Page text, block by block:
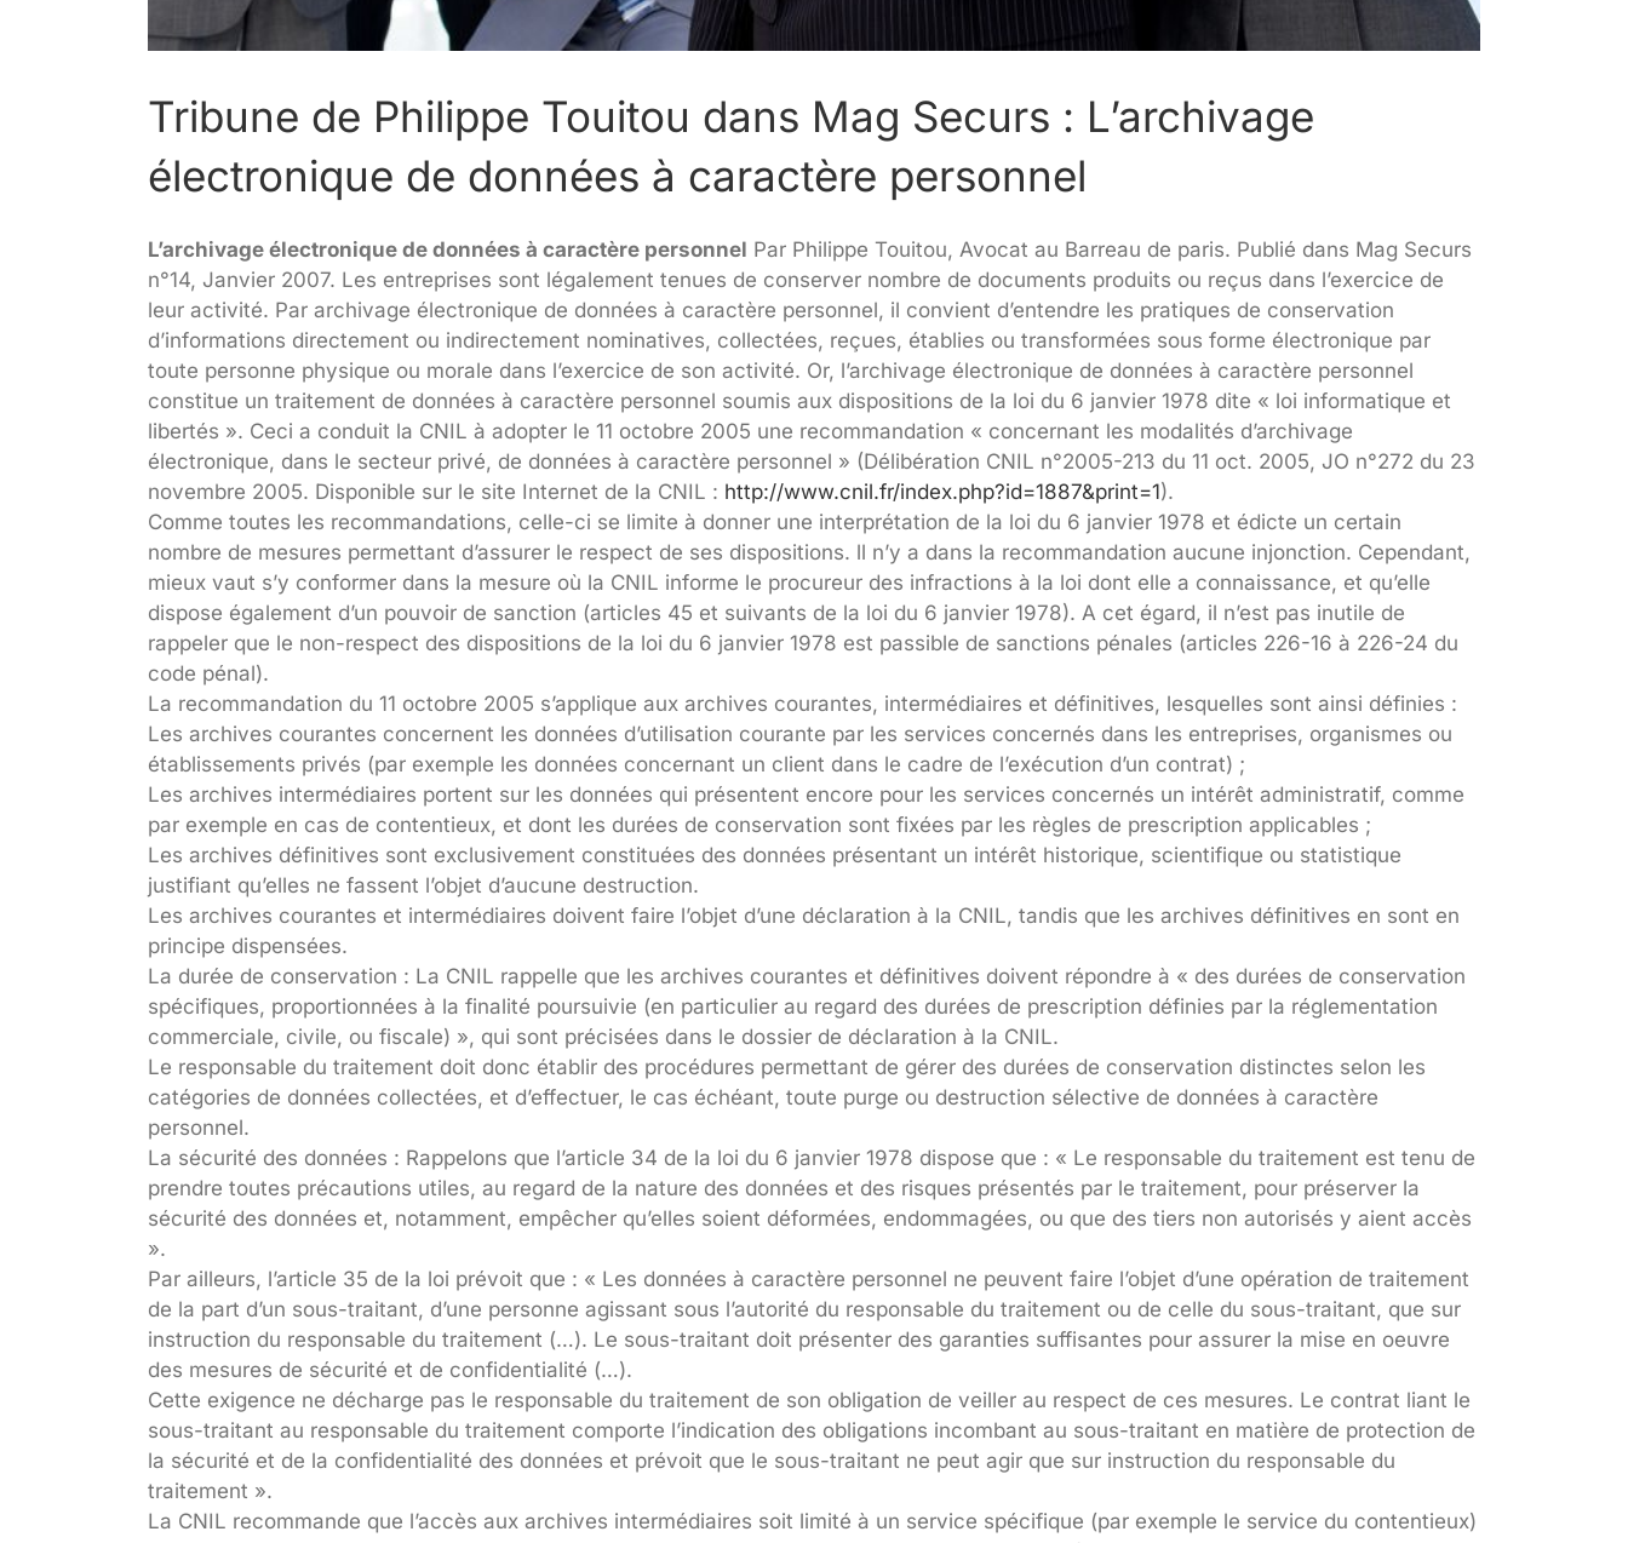
Tribune de Philippe Touitou dans Mag Securs : L’archivage
électronique de données à caractère personnel
L’archivage électronique de données à caractère personnel Par Philippe Touitou, Avocat au Barreau de paris. Publié dans Mag Securs
n°14, Janvier 2007. Les entreprises sont légalement tenues de conserver nombre de documents produits ou reçus dans l’exercice de
leur activité. Par archivage électronique de données à caractère personnel, il convient d’entendre les pratiques de conservation
d’informations directement ou indirectement nominatives, collectées, reçues, établies ou transformées sous forme électronique par
toute personne physique ou morale dans l’exercice de son activité. Or, l’archivage électronique de données à caractère personnel
constitue un traitement de données à caractère personnel soumis aux dispositions de la loi du 6 janvier 1978 dite « loi informatique et
libertés ». Ceci a conduit la CNIL à adopter le 11 octobre 2005 une recommandation « concernant les modalités d’archivage
électronique, dans le secteur privé, de données à caractère personnel » (Délibération CNIL n°2005-213 du 11 oct. 2005, JO n°272 du 23
novembre 2005. Disponible sur le site Internet de la CNIL : http://www.cnil.fr/index.php?id=1887&print=1).
Comme toutes les recommandations, celle-ci se limite à donner une interprétation de la loi du 6 janvier 1978 et édicte un certain
nombre de mesures permettant d’assurer le respect de ses dispositions. ll n’y a dans la recommandation aucune injonction. Cependant,
mieux vaut s’y conformer dans la mesure où la CNIL informe le procureur des infractions à la loi dont elle a connaissance, et qu’elle
dispose également d’un pouvoir de sanction (articles 45 et suivants de la loi du 6 janvier 1978). A cet égard, il n’est pas inutile de
rappeler que le non-respect des dispositions de la loi du 6 janvier 1978 est passible de sanctions pénales (articles 226-16 à 226-24 du
code pénal).
La recommandation du 11 octobre 2005 s’applique aux archives courantes, intermédiaires et définitives, lesquelles sont ainsi définies :
Les archives courantes concernent les données d’utilisation courante par les services concernés dans les entreprises, organismes ou
établissements privés (par exemple les données concernant un client dans le cadre de l’exécution d’un contrat) ;
Les archives intermédiaires portent sur les données qui présentent encore pour les services concernés un intérêt administratif, comme
par exemple en cas de contentieux, et dont les durées de conservation sont fixées par les règles de prescription applicables ;
Les archives définitives sont exclusivement constituées des données présentant un intérêt historique, scientifique ou statistique
justifiant qu’elles ne fassent l’objet d’aucune destruction.
Les archives courantes et intermédiaires doivent faire l’objet d’une déclaration à la CNIL, tandis que les archives définitives en sont en
principe dispensées.
La durée de conservation : La CNIL rappelle que les archives courantes et définitives doivent répondre à « des durées de conservation
spécifiques, proportionnées à la finalité poursuivie (en particulier au regard des durées de prescription définies par la réglementation
commerciale, civile, ou fiscale) », qui sont précisées dans le dossier de déclaration à la CNIL.
Le responsable du traitement doit donc établir des procédures permettant de gérer des durées de conservation distinctes selon les
catégories de données collectées, et d’effectuer, le cas échéant, toute purge ou destruction sélective de données à caractère
personnel.
La sécurité des données : Rappelons que l’article 34 de la loi du 6 janvier 1978 dispose que : « Le responsable du traitement est tenu de
prendre toutes précautions utiles, au regard de la nature des données et des risques présentés par le traitement, pour préserver la
sécurité des données et, notamment, empêcher qu’elles soient déformées, endommagées, ou que des tiers non autorisés y aient accès
».
Par ailleurs, l’article 35 de la loi prévoit que : « Les données à caractère personnel ne peuvent faire l’objet d’une opération de traitement
de la part d’un sous-traitant, d’une personne agissant sous l’autorité du responsable du traitement ou de celle du sous-traitant, que sur
instruction du responsable du traitement (…). Le sous-traitant doit présenter des garanties suffisantes pour assurer la mise en oeuvre
des mesures de sécurité et de confidentialité (…).
Cette exigence ne décharge pas le responsable du traitement de son obligation de veiller au respect de ces mesures. Le contrat liant le
sous-traitant au responsable du traitement comporte l’indication des obligations incombant au sous-traitant en matière de protection de
la sécurité et de la confidentialité des données et prévoit que le sous-traitant ne peut agir que sur instruction du responsable du
traitement ».
La CNIL recommande que l’accès aux archives intermédiaires soit limité à un service spécifique (par exemple le service du contentieux)